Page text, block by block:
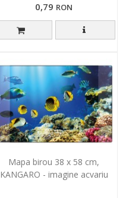
0,79 RON
Mapa birou 38 x 58 cm,
KANGARO - imagine acvariu